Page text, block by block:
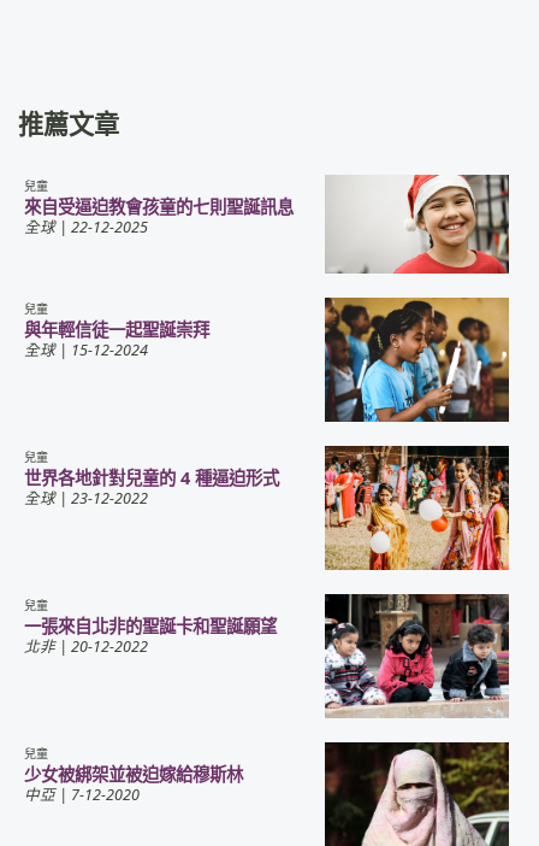
推薦文章
兒童
來自受逼迫教會孩童的七則聖誕訊息
全球| 22-12-2025
兒童
與年輕信徒一起聖誕崇拜
全球| 15-12-2024
兒童
世界各地針對兒童的 4 種逼迫形式
全球| 23-12-2022
兒童
一張來自北非的聖誕卡和聖誕願望
北非| 20-12-2022
兒童
少女被綁架並被迫嫁給穆斯林
中亞| 7-12-2020